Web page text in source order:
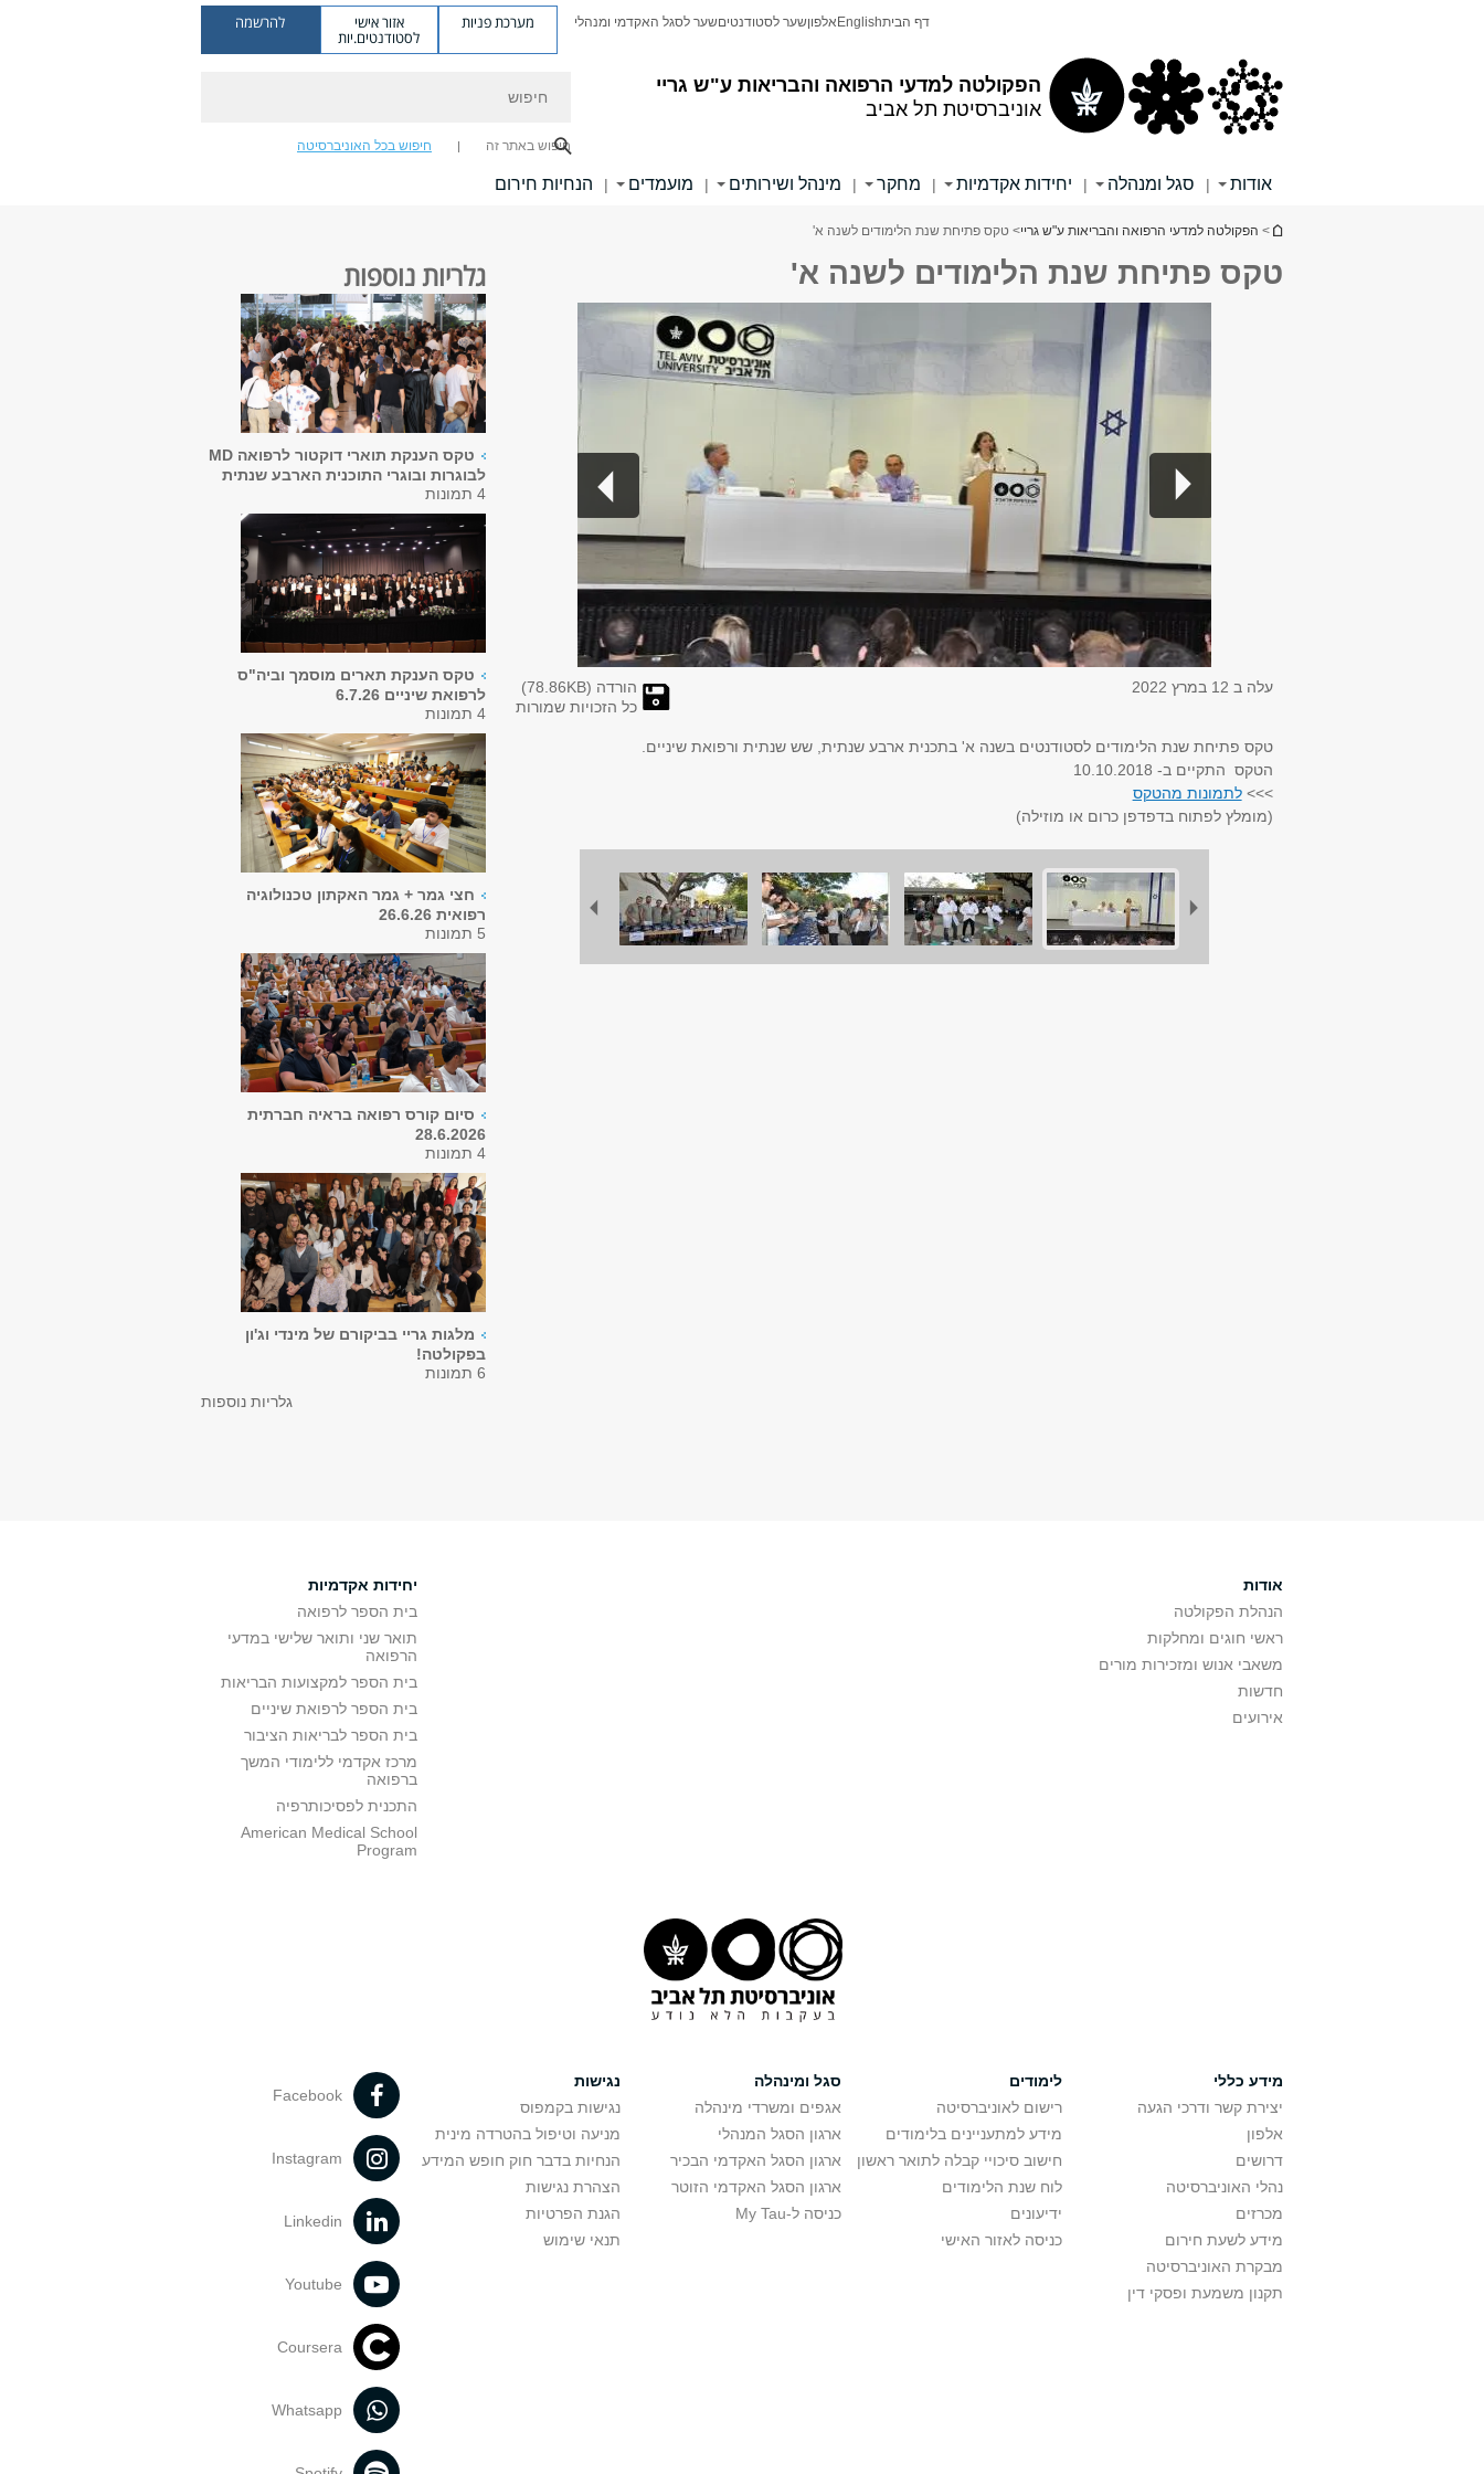
הפקולטה למדעי הרפואה והבריאות ע"ש גריי
אוניברסיטת תל אביב
דף הביתEnglish אלפוןשער לסטודנטיםשער לסגל האקדמי ומנהלי מערכת פניות אזור אישי
לסטודנטים.יות
להרשמה
חיפוש באתר זה חיפוש בכל האוניברסיטה
אודות | סגל ומנהלה | יחידות אקדמיות | מחקר | מינהל ושירותים | מועמדים | הנחיות חירום
הינך נמצא כאן
> הפקולטה למדעי הרפואה והבריאות ע"ש גריי> טקס פתיחת שנת הלימודים לשנה א'
טקס פתיחת שנת הלימודים לשנה א' גלריות נוספות
טקס הענקת תוארי דוקטור לרפואה MD
לבוגרות ובוגרי התוכנית הארבע שנתית
4 תמונות
טקס הענקת תארים מוסמך וביה"ס
לרפואת שיניים 6.7.26
4 תמונות
חצי גמר + גמר האקתון טכנולוגיה
רפואית 26.6.26
5 תמונות
סיום קורס רפואה בראיה חברתית
28.6.2026
4 תמונות
מלגות גריי בביקורם של מינדי וג'ון
בפקולטה!
6 תמונות
גלריות נוספות
עלה ב 12 במרץ 2022 הורדה ( 78.86KB)
כל הזכויות שמורות
טקס פתיחת שנת הלימודים לסטודנטים בשנה א' בתכנית ארבע שנתית, שש שנתית ורפואת שיניים.
הטקס התקיים ב- 10.10.2018
>>>לתמונות מהטקס
(מומלץ לפתוח בדפדפן כרום או מוזילה)
אודות
הנהלת הפקולטה
ראשי חוגים ומחלקות
משאבי אנוש ומזכירות מורים
חדשות
אירועים
יחידות אקדמיות
בית הספר לרפואה
תואר שני ותואר שלישי במדעי
הרפואה
בית הספר למקצועות הבריאות
בית הספר לרפואת שיניים
בית הספר לבריאות הציבור
מרכז אקדמי ללימודי המשך
ברפואה
התכנית לפסיכותרפיה
American Medical School
Program
מידע כללי
יצירת קשר ודרכי הגעה
אלפון
דרושים
נהלי האוניברסיטה
מכרזים
מידע לשעת חירום
מבקרת האוניברסיטה
תקנון משמעת ופסקי דין
לימודים
רישום לאוניברסיטה
מידע למתעניינים בלימודים
חישוב סיכויי קבלה לתואר ראשון
לוח שנת הלימודים
ידיעונים
כניסה לאזור האישי
סגל ומינהלה
אגפים ומשרדי מינהלה
ארגון הסגל המנהלי
ארגון הסגל האקדמי הבכיר
ארגון הסגל האקדמי הזוטר
כניסה ל-My Tau
נגישות
נגישות בקמפוס
מניעה וטיפול בהטרדה מינית
הנחיות בדבר חוק חופש המידע
הצהרת נגישות
הגנת הפרטיות
תנאי שימוש
Facebook
Instagram
Linkedin
Youtube
Coursera
Whatsapp